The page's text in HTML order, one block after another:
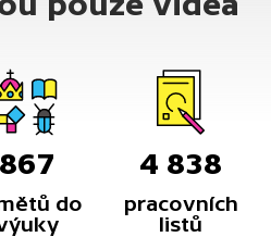
867
do
4 838
pracovních
listů